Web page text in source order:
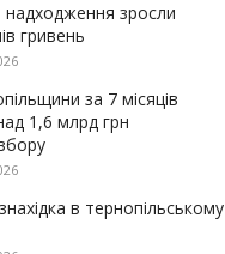
надходження зросли
гривень
за 7 місяців
1,6 млрд грн
в тернопільському